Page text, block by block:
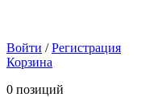
Войти /Регистрация
Корзина
0 позиций